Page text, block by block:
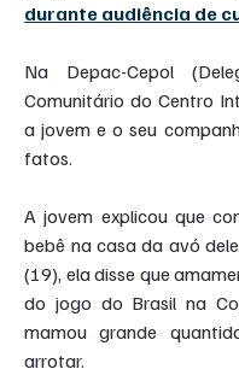
durante audiência de
Na Depac-Cepol
Comunitário do Centro
a jovem e o seu
fatos.
A jovem explicou que
bebê na casa da avó
(19), ela disse que
do jogo do Brasil na
mamou grande
arrotar.